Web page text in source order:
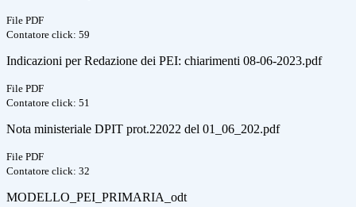
File PDF
Contatore click: 59
Indicazioni per Redazione dei PEI: chiarimenti 08-06-2023.pdf
File PDF
Contatore click: 51
Nota ministeriale DPIT prot.22022 del 01_06_202.pdf
File PDF
Contatore click: 32
MODELLO_PEI_PRIMARIA_odt